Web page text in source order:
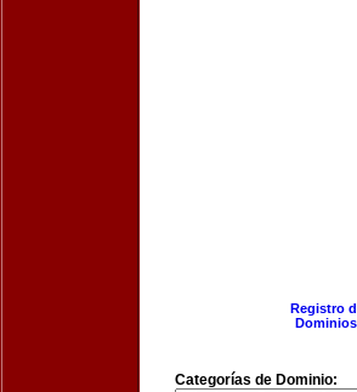
Registro
Categorías de Dominio: